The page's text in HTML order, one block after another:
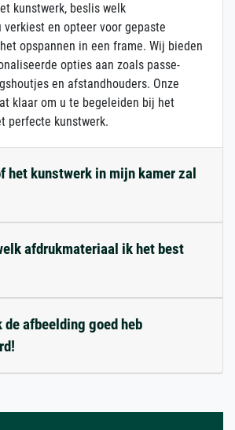
kunstwerk, beslis welk
en opteer voor gepaste
opspannen in een frame. Wij bieden
opties aan zoals passe-
en afstandhouders. Onze
klaar om u te begeleiden bij het
perfecte kunstwerk.
het kunstwerk in mijn kamer zal
afdrukmateriaal ik het best
afbeelding goed heb